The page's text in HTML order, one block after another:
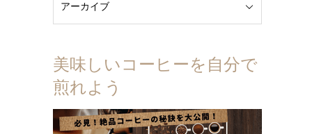
美味しいコーヒーを自分で
煎れよう